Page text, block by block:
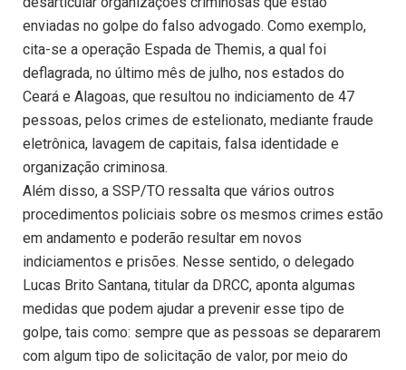
enviadas no golpe do falso advogado. Como exemplo,
cita-se a operação Espada de Themis, a qual foi
deflagrada, no último mês de julho, nos estados do
Ceará e Alagoas, que resultou no indiciamento de 47
pessoas, pelos crimes de estelionato, mediante fraude
eletrônica, lavagem de capitais, falsa identidade e
organização criminosa.
Além disso, a SSP/TO ressalta que vários outros
procedimentos policiais sobre os mesmos crimes estão
em andamento e poderão resultar em novos
indiciamentos e prisões. Nesse sentido, o delegado
Lucas Brito Santana, titular da DRCC, aponta algumas
medidas que podem ajudar a prevenir esse tipo de
golpe, tais como: sempre que as pessoas se depararem
com algum tipo de solicitação de valor, por meio do